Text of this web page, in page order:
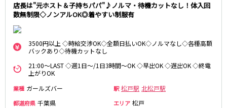
店長は"元ホスト＆子持ちパパ"♪ノルマ・待機カットなし！体入回
数無制限◇ノンアルOK◎着やすい制服有
3500円以上 ◇時給交渉OK◇全額日払いOK◇ノルマなし◇各種高額
バックあり◇待機カットなし
21:00～LAST ◇週1日～/1日3時間～OK ◇早出OK ◇遅出OK ◇終電
上がりOK
業種 ガールズバー 駅 松戸駅 北松戸駅
都道府県 千葉県 エリア 松戸
西川口駅
大井町駅
大森駅
東十条駅
西日暮里駅
さいたま新都心駅
都営浅草線
新橋駅
五反田駅
浅草駅
浅草橋駅